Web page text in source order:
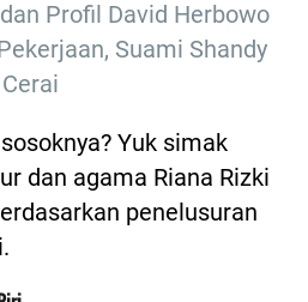
Profil David Herbowo
Suami Shandy
Yuk simak
dan agama Riana Rizki
penelusuran